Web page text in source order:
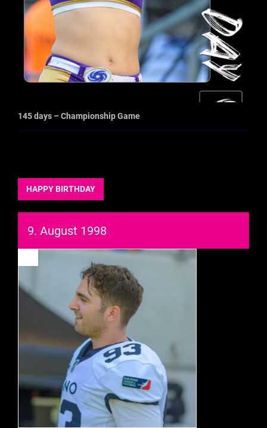
145 days – Championship Game
HAPPY BIRTHDAY
9. August 1998